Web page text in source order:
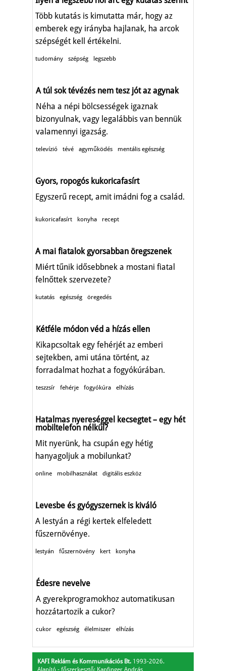
Több kutatás is kimutatta már, hogy az
emberek egy irányba hajlanak, ha arcok
szépségét kell értékelni.
tudomány szépség legszebb
A túl sok tévézés nem tesz jót az agynak
Néha a népi bölcsességek igaznak
bizonyulnak, vagy legalábbis van bennük
valamennyi igazság.
televízió tévé agyműködés mentális egészség
Gyors, ropogós kukoricafasírt
Egyszerű recept, amit imádni fog a család.
kukoricafasírt konyha recept
A mai fiatalok gyorsabban öregszenek
Miért tűnik idősebbnek a mostani fiatal
felnőttek szervezete?
kutatás egészség öregedés
Kétféle módon véd a hízás ellen
Kikapcsoltak egy fehérjét az emberi
sejtekben, ami utána történt, az
forradalmat hozhat a fogyókúrában.
teszzsír fehérje fogyókúra elhízás
Hatalmas nyereséggel kecsegtet – egy hét
mobiltelefon nélkül?
Mit nyerünk, ha csupán egy hétig
hanyagoljuk a mobilunkat?
online mobilhasználat digitális eszköz
Levesbe és gyógyszernek is kiváló
A lestyán a régi kertek elfeledett
fűszernövénye.
lestyán fűszernövény kert konyha
Édesre nevelve
A gyerekprogramokhoz automatikusan
hozzátartozik a cukor?
cukor egészség élelmiszer elhízás
KAFI Reklám és Kommunikációs Bt. 1993-2026.
Alapító - főszerkesztő: Kapfinger András